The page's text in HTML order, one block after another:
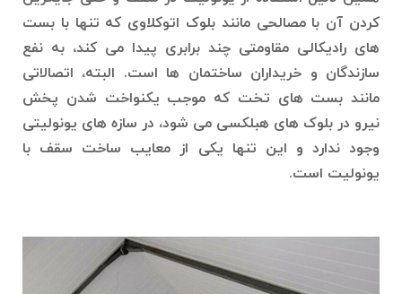
کردن آن با مصالحی مانند بلوک اتوکلاوی که تنها با بست
های رادیکالی مقاومتی چند برابری پیدا می کند، به نفع
سازندگان و خریداران ساختمان ها است. البته، اتصالاتی
مانند بست های تخت که موجب یکنواخت شدن پخش
نیرو در بلوک های هبلکسی می شود، در سازه های یونولیتی
وجود ندارد و این تنها یکی از معایب ساخت سقف با
یونولیت است.